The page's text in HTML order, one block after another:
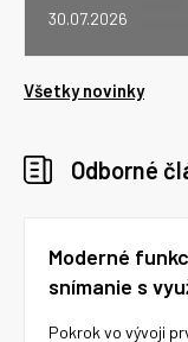
30.07.2026
Všetky novinky
Odborné
Moderné
snímanie s
Pokrok vo vývoji